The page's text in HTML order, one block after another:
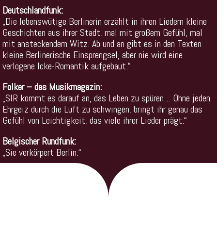
Deutschlandfunk:
„Die lebenswütige Berlinerin erzählt in ihren Liedern kleine
Geschichten aus ihrer Stadt, mal mit großem Gefühl, mal
mit ansteckendem Witz. Ab und an gibt es in den Texten
kleine Berlinerische Einsprengsel, aber nie wird eine
verlogene Icke-Romantik aufgebaut.“
Folker – das Musikmagazin:
„SIR kommt es darauf an, das Leben zu spüren… Ohne jeden
Ehrgeiz durch die Luft zu schwingen, bringt ihr genau das
Gefühl von Leichtigkeit, das viele ihrer Lieder prägt.“
Belgischer Rundfunk:
„Sie verkörpert Berlin.“